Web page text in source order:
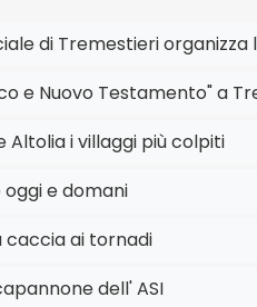
di Tremestieri organizza
e Nuovo Testamento" a
Altolia i villaggi più colpiti
e domani
caccia ai tornadi
dell' ASI